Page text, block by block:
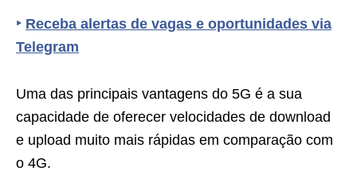
‣ Receba alertas de vagas e oportunidades via
Telegram
Uma das principais vantagens do 5G é a sua
capacidade de oferecer velocidades de download
e upload muito mais rápidas em comparação com
o 4G.